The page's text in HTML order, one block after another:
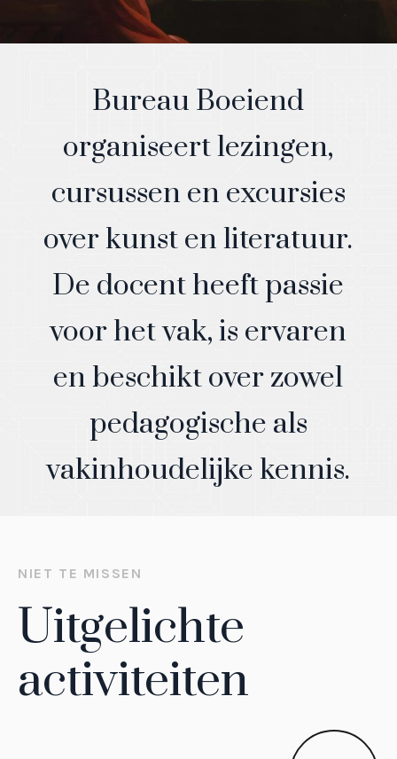
Bureau Boeiend
organiseert lezingen,
cursussen en excursies
over kunst en literatuur.
De docent heeft passie
voor het vak, is ervaren
en beschikt over zowel
pedagogische als
vakinhoudelijke kennis.
NIET TE MISSEN
Uitgelichte
activiteiten